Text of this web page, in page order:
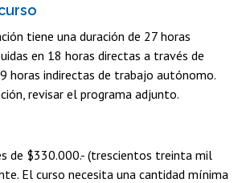
tiene una duración de 27 horas
en 18 horas directas a través de
horas indirectas de trabajo autónomo.
revisar el programa adjunto.
de $330.000.- (trescientos treinta mil
El curso necesita una cantidad mínima